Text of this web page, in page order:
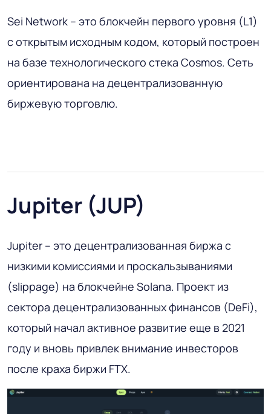
Sei Network – это блокчейн первого уровня (L1)
с открытым исходным кодом, который построен
на базе технологического стека Cosmos. Сеть
ориентирована на децентрализованную
биржевую торговлю.
Jupiter (JUP)
Jupiter – это децентрализованная биржа с
низкими комиссиями и проскальзываниями
(slippage) на блокчейне Solana. Проект из
сектора децентрализованных финансов (DeFi),
который начал активное развитие еще в 2021
году и вновь привлек внимание инвесторов
после краха биржи FTX.